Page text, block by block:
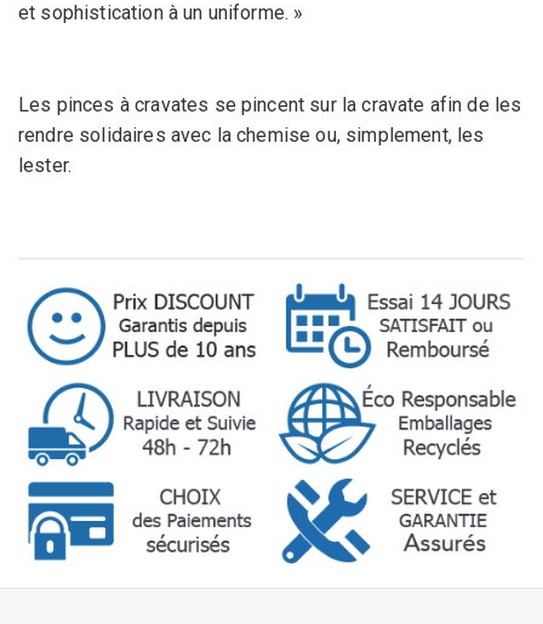
et sophistication à un uniforme. »
Les pinces à cravates se pincent sur la cravate afin de les
rendre solidaires avec la chemise ou, simplement, les
lester.